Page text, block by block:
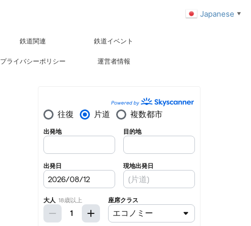
鉄道関連 鉄道イベント
プライバシーポリシー 運営者情報
Japanese ▼